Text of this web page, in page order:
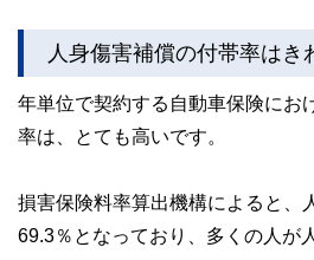
人身傷害補償の付帯率はき
年単位で契約する自動車保険にお
率は、とても高いです。
損害保険料率算出機構によると、
69.3％となっており、多くの人が